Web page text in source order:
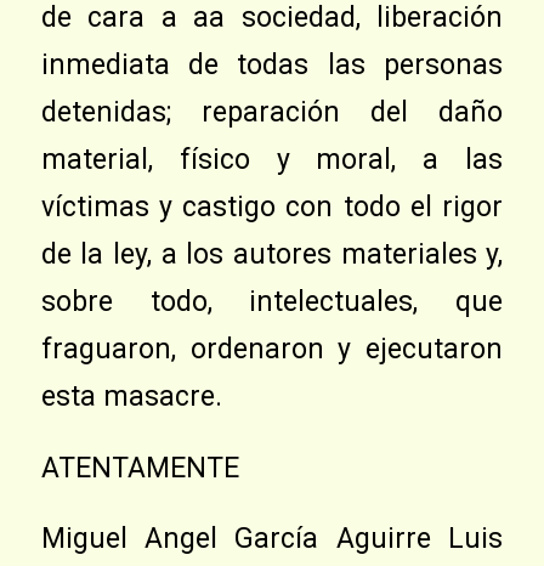
de cara a aa sociedad, liberación
inmediata de todas las personas
detenidas; reparación del daño
material, físico y moral, a las
víctimas y castigo con todo el rigor
de la ley, a los autores materiales y,
sobre todo, intelectuales, que
fraguaron, ordenaron y ejecutaron
esta masacre.
ATENTAMENTE
Miguel Angel García Aguirre Luis